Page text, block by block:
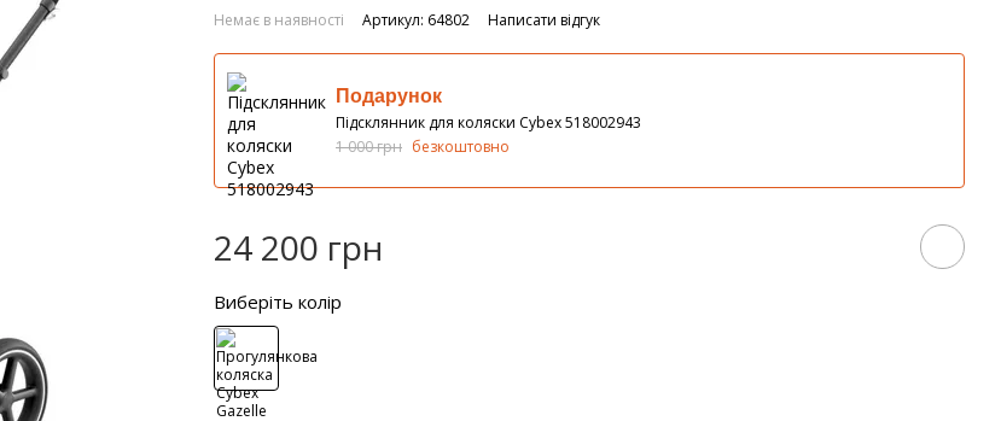
Немає в наявності Артикул: 64802 Написати відгук
Подарунок
Підсклянник для коляски Cybex 518002943
1 000 грн безкоштовно
24 200 грн
Виберіть колір